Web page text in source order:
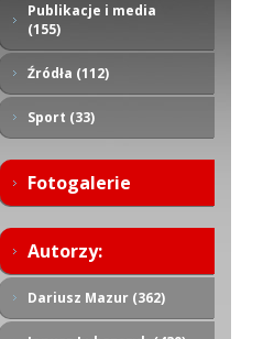
Publikacje i media
(155)
Źródła (112)
Sport (33)
Fotogalerie
Autorzy:
Dariusz Mazur (362)